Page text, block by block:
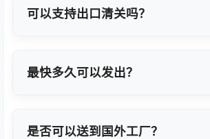
可以支持出口清关吗？
最快多久可以发出？
是否可以送到国外工厂？